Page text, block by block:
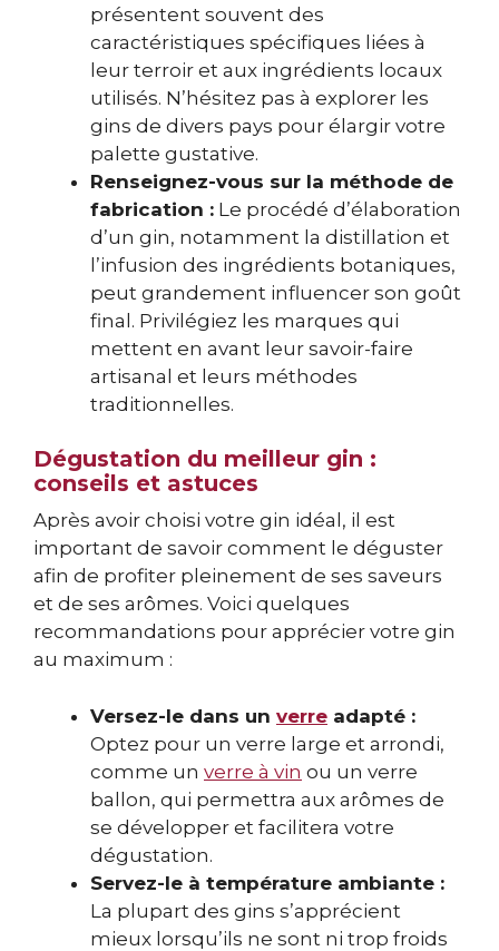
présentent souvent des
caractéristiques spécifiques liées à
leur terroir et aux ingrédients locaux
utilisés. N’hésitez pas à explorer les
gins de divers pays pour élargir votre
palette gustative.
Renseignez-vous sur la méthode de
fabrication : Le procédé d’élaboration
d’un gin, notamment la distillation et
l’infusion des ingrédients botaniques,
peut grandement influencer son goût
final. Privilégiez les marques qui
mettent en avant leur savoir-faire
artisanal et leurs méthodes
traditionnelles.
Dégustation du meilleur gin :
conseils et astuces
Après avoir choisi votre gin idéal, il est
important de savoir comment le déguster
afin de profiter pleinement de ses saveurs
et de ses arômes. Voici quelques
recommandations pour apprécier votre gin
au maximum :
Versez-le dans un verre adapté :
Optez pour un verre large et arrondi,
comme un verre à vin ou un verre
ballon, qui permettra aux arômes de
se développer et facilitera votre
dégustation.
Servez-le à température ambiante :
La plupart des gins s’apprécient
mieux lorsqu’ils ne sont ni trop froids